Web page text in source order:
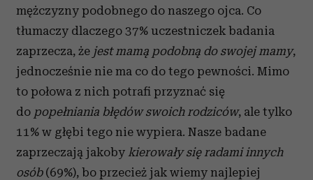
mężczyzny podobnego do naszego ojca. Co
tłumaczy dlaczego 37% uczestniczek badania
zaprzecza, że jest mamą podobną do swojej mamy,
jednocześnie nie ma co do tego pewności. Mimo
to połowa z nich potrafi przyznać się
do popełniania błędów swoich rodziców, ale tylko
11% w głębi tego nie wypiera. Nasze badane
zaprzeczają jakoby kierowały się radami innych
osób(69%), bo przecież jak wiemy najlepiej